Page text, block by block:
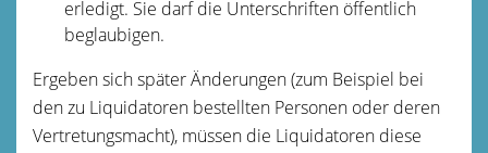
erledigt. Sie darf die Unterschriften öffentlich
beglaubigen.
Ergeben sich später Änderungen(zum Beispiel bei
den zu Liquidatoren bestellten Personen oder deren
Vertretungsmacht), müssen die Liquidatoren diese